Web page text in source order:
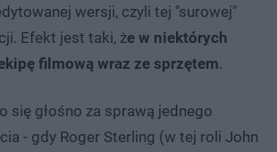
wersji, czyli tej "surowej"
Efekt jest taki, że w niektórych
filmową wraz ze sprzętem.
się głośno za sprawą jednego
- gdy Roger Sterling (w tej roli John